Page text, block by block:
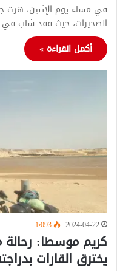
في مساء يوم الإثنين،
الصخيرات، حيث فقد شاب في
أكمل القراءة »
2024-04-22 1٬093
كريم موسطا:
يخترق القارات